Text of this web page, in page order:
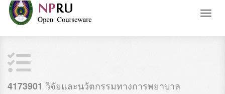
4173901 วิจัยและนวัตกรรมทางการพยาบาล